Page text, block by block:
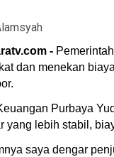
-
dan menekan
Purbaya
yang lebih stabil,
saya dengar